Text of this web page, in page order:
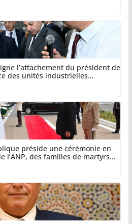
l’attachement du président de
des unités industrielles
de la récupération des avoirs
préside une cérémonie en
l’ANP, des familles de martyrs
dans le cadre de la lutte